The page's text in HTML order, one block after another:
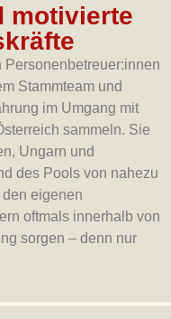
motivierte
Stammteam und
im Umgang mit
sammeln. Sie
Ungarn und
des Pools von nahezu
eigenen
oftmals innerhalb von
sorgen – denn nur